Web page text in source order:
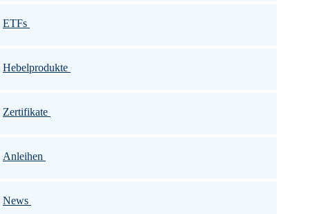
ETFs
Hebelprodukte
Zertifikate
Anleihen
News